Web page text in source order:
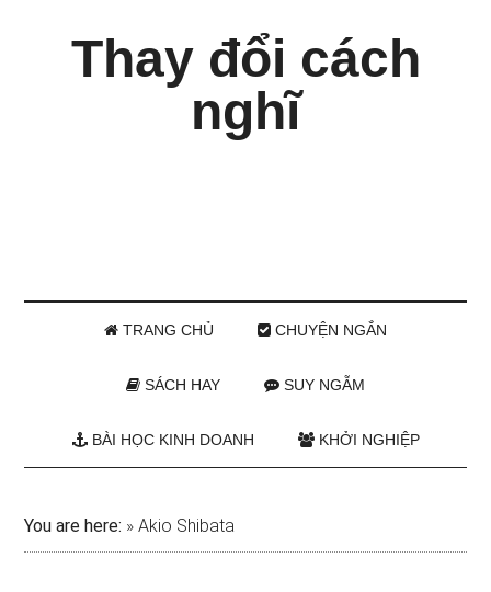
Thay đổi cách
nghĩ
TRANG CHỦ CHUYỆN NGẮN
SÁCH HAY SUY NGẪM
BÀI HỌC KINH DOANH KHỞI NGHIỆP
You are here: »Akio Shibata